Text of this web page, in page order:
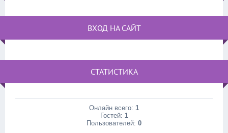
ВХОД НА САЙТ
СТАТИСТИКА
Онлайн всего: 1
Гостей: 1
Пользователей: 0